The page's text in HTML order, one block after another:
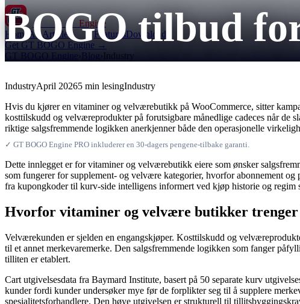
GT BOGO Engine
Home All Articles FeaturesDownloads
Get GT BOGO Engine →
GT BOGO Engine ›Blog ›Industry
BOGO tilbud
IndustryApril 20265 min lesingIndustry
Hvis du kjører en vitaminer og velværebutikk på WooCommerce, sitter
kosttilskudd og velværeprodukter på forutsigbare månedlige cadeces når de
riktige salgsfremmende logikken anerkjenner både den operasjonelle
✓ GT BOGO Engine PRO inkluderer en 30-dagers pengene-tilbake garanti.
Dette innlegget er for vitaminer og velværebutikk eiere som ønsker
som fungerer for supplement- og velvære kategorier, hvorfor abonnement
fra kupongkoder til kurv-side intelligens informert ved kjøp historie og regim
Hvorfor vitaminer og velvære butikker trenger
Velværekunden er sjelden en engangskjøper. Kosttilskudd og
til et annet merkevaremerke. Den salgsfremmende logikken som fanger
tilliten er etablert.
Cart utgivelsesdata fra Baymard Institute, basert på 50 separate kurv
kunder fordi kunder undersøker mye før de forplikter seg til å supplere
spesialitetsforhandlere. Den høye utgivelsen er strukturell til